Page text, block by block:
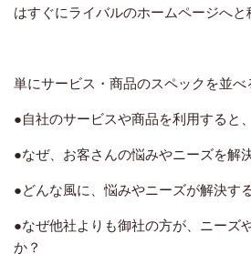
はすぐにライバルのホームページへと
単にサービス・商品のスペックを並べ
●自社のサービスや商品を利用すると、
●なぜ、お客さんの悩みやニーズを解
●どんな風に、悩みやニーズが解決す
●なぜ他社よりも御社の方が、ニーズ
か？